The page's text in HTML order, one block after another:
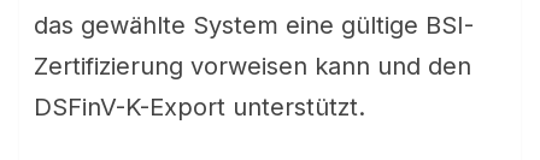
das gewählte System eine gültige BSI-
Zertifizierung vorweisen kann und den
DSFinV-K-Export unterstützt.